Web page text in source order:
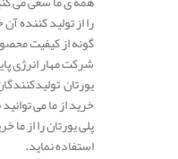
را از تولید کننده
گونه از کیفیت
شرکت مهار انرژی
یورتان
خرید از ما می
پلی یورتان را از ما
استفاده نماید.